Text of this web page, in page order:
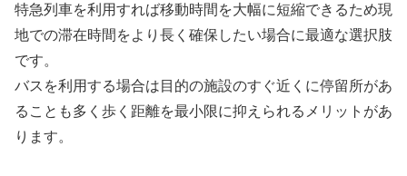
特急列車を利用すれば移動時間を大幅に短縮できるため現
地での滞在時間をより長く確保したい場合に最適な選択肢
です。
バスを利用する場合は目的の施設のすぐ近くに停留所があ
ることも多く歩く距離を最小限に抑えられるメリットがあ
ります。